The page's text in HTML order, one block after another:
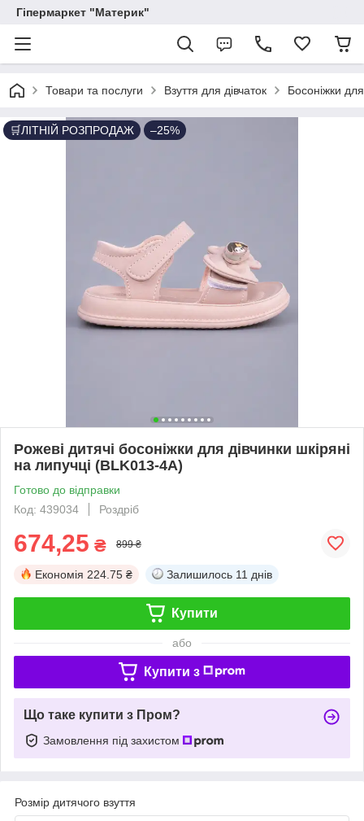
Гіпермаркет "Материк"
Товари та послуги Взуття для дівчаток Босоніжки для
🛒ЛІТНІЙ РОЗПРОДАЖ –25%
Рожеві дитячі босоніжки для дівчинки шкіряні
на липучці (BLK013-4A)
Готово до відправки
Код: 439034
Роздріб
674,25 ₴ 899 ₴
Економія 224.75 ₴ Залишилось 11 днів
Купити
або
Купити з
Що таке купити з Пром?
Замовлення під захистом
Розмір дитячого взуття